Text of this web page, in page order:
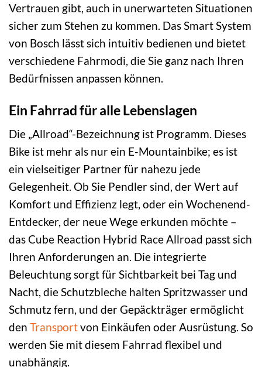
Vertrauen gibt, auch in unerwarteten Situationen
sicher zum Stehen zu kommen. Das Smart System
von Bosch lässt sich intuitiv bedienen und bietet
verschiedene Fahrmodi, die Sie ganz nach Ihren
Bedürfnissen anpassen können.
Ein Fahrrad für alle Lebenslagen
Die „Allroad“-Bezeichnung ist Programm. Dieses
Bike ist mehr als nur ein E-Mountainbike; es ist
ein vielseitiger Partner für nahezu jede
Gelegenheit. Ob Sie Pendler sind, der Wert auf
Komfort und Effizienz legt, oder ein Wochenend-
Entdecker, der neue Wege erkunden möchte –
das Cube Reaction Hybrid Race Allroad passt sich
Ihren Anforderungen an. Die integrierte
Beleuchtung sorgt für Sichtbarkeit bei Tag und
Nacht, die Schutzbleche halten Spritzwasser und
Schmutz fern, und der Gepäckträger ermöglicht
den Transportvon Einkäufen oder Ausrüstung. So
werden Sie mit diesem Fahrrad flexibel und
unabhängig.